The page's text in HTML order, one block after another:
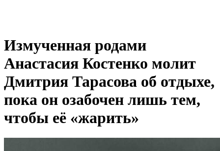
Измученная родами
Анастасия Костенко молит
Дмитрия Тарасова об отдыхе,
пока он озабочен лишь тем,
чтобы её «жарить»